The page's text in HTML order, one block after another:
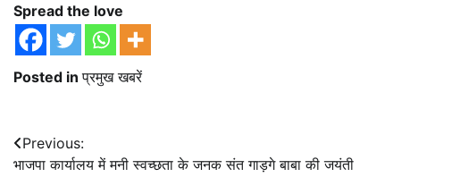
Spread the love
Posted inप्रमुख खबरें
Post
navigation
Previous:
भाजपा कार्यालय में मनी स्वच्छता के जनक संत गाड़गे बाबा की जयंती